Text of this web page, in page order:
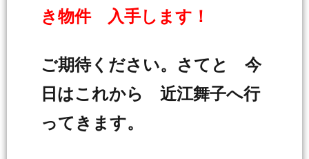
き物件 入手します！
ご期待ください。さてと 今
日はこれから 近江舞子へ行
ってきます。